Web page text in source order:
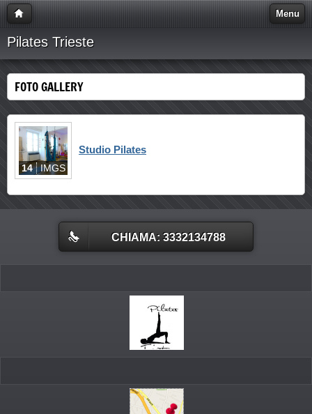
Menu
Pilates Trieste
FOTO GALLERY
14 IMGS
Studio Pilates
CHIAMA: 3332134788